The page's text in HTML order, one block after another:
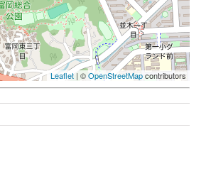
Leaflet | ©OpenStreetMapcontributors